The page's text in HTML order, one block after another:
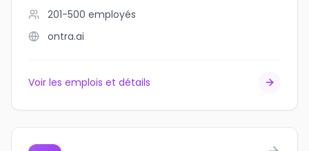
201-500 employés
ontra.ai
Voir les emplois et détails